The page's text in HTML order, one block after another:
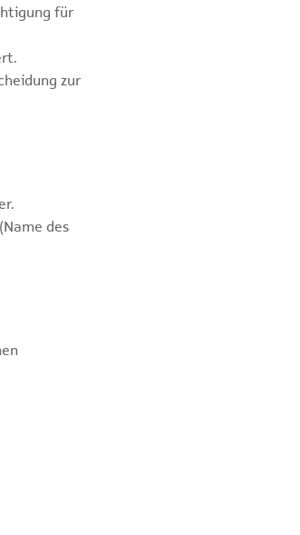
für
zur
des